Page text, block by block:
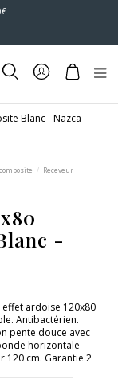
Receveur
-
ardoise 120x80
Antibactérien.
pente douce avec
horizontale
120 cm. Garantie 2